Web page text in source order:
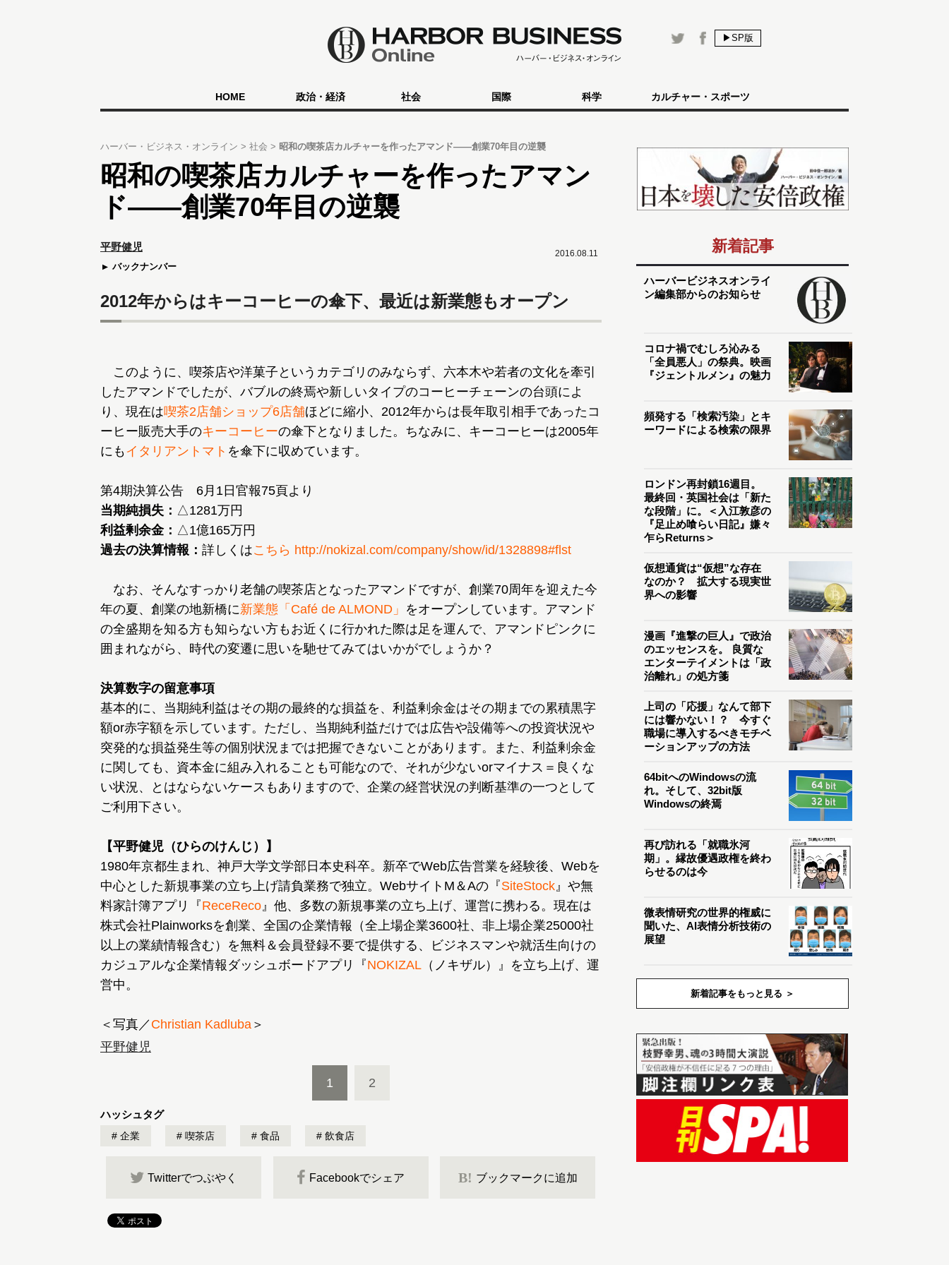
▶SP版
HOME 政治・経済 社会 国際 科学 カルチャー・スポーツ
ハーバー・ビジネス・オンライン 社会 昭和の喫茶店カルチャーを作ったアマンド――創業70年目の逆襲
昭和の喫茶店カルチャーを作ったアマン
ド――創業70年目の逆襲
2016.08.11
平野健児
バックナンバー
2012年からはキーコーヒーの傘下、最近は新業態もオープン
このように、喫茶店や洋菓子というカテゴリのみならず、六本木や若者の文化を牽引
したアマンドでしたが、バブルの終焉や新しいタイプのコーヒーチェーンの台頭によ
り、現在は喫茶2店舗ショップ6店舗ほどに縮小、2012年からは長年取引相手であったコ
ーヒー販売大手のキーコーヒーの傘下となりました。ちなみに、キーコーヒーは2005年
にも イタリアントマト を傘下に収めています。
当期純損失：
利益剰余金：
過去の決算情報： 詳しくはこちら http://nokizal.com/company/show/id/1328898#flst
なお、そんなすっかり老舗の喫茶店となったアマンドですが、創業70周年を迎えた今
年の夏、創業の地新橋に新業態「Café de ALMOND」 をオープンしています。アマンド
の全盛期を知る方も知らない方もお近くに行かれた際は足を運んで、アマンドピンクに
囲まれながら、時代の変遷に思いを馳せてみてはいかがでしょうか？
決算数字の留意事項
基本的に、当期純利益はその期の最終的な損益を、利益剰余金はその期までの累積黒字
額or赤字額を示しています。ただし、当期純利益だけでは広告や設備等への投資状況や
突発的な損益発生等の個別状況までは把握できないことがあります。また、利益剰余金
に関しても、資本金に組み入れることも可能なので、それが少ないorマイナス＝良くな
い状況、とはならないケースもありますので、企業の経営状況の判断基準の一つとして
ご利用下さい。
【平野健児（ひらのけんじ）】
1980年京都生まれ、神戸大学文学部日本史科卒。新卒でWeb広告営業を経験後、Webを
中心とした新規事業の立ち上げ請負業務で独立。WebサイトM＆Aの『SiteStock』や無
料家計簿アプリ『ReceReco』他、多数の新規事業の立ち上げ、運営に携わる。現在は
株式会社Plainworksを創業、全国の企業情報（全上場企業3600社、非上場企業25000社
以上の業績情報含む）を無料＆会員登録不要で提供する、ビジネスマンや就活生向けの
カジュアルな企業情報ダッシュボードアプリ『NOKIZAL （ノキザル）』を立ち上げ、運
営中。
＜写真／ Christian Kadluba ＞
平野健児
1 2
ハッシュタグ
企業 喫茶店 食品 飲食店
Twitterでつぶやく Facebookでシェア B! ブックマークに追加
新着記事
ハーバービジネスオンライ
ン編集部からのお知らせ
コロナ禍でむしろ沁みる
「全員悪人」の祭典。映画
『ジェントルメン』の魅力
頻発する「検索汚染」とキ
ーワードによる検索の限界
ロンドン再封鎖16週目。
最終回・英国社会は「新た
な段階」に。＜入江敦彦の
『足止め喰らい日記』嫌々
乍らReturns＞
仮想通貨は“仮想”な存在
なのか？ 拡大する現実世
界への影響
漫画『進撃の巨人』で政治
のエッセンスを。 良質な
エンターテイメントは「政
治離れ」の処方箋
上司の「応援」なんて部下
には響かない！？ 今すぐ
職場に導入するべきモチベ
ーションアップの方法
64bitへのWindowsの流
れ。そして、32bit版
Windowsの終焉
再び訪れる「就職氷河
期」。縁故優遇政権を終わ
らせるのは今
微表情研究の世界的権威に
聞いた、AI表情分析技術の
展望
新着記事をもっと見る